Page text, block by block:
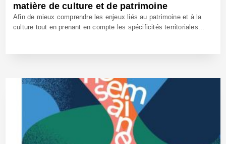
matière de culture et de patrimoine
Afin de mieux comprendre les enjeux liés au patrimoine et à la
culture tout en prenant en compte les spécificités territoriales...
27 Juin 2023 - Réf: BW41781